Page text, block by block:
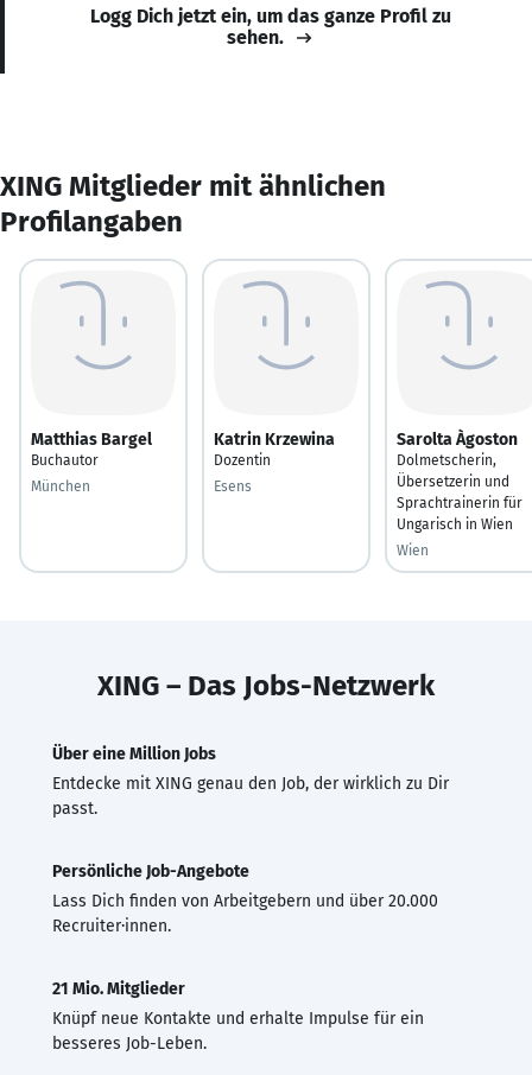
Logg Dich jetzt ein, um das ganze Profil zu
sehen.
XING Mitglieder mit ähnlichen
Profilangaben
Matthias Bargel
Buchautor
München
Katrin Krzewina
Dozentin
Esens
Sarolta Àgoston
Dolmetscherin,
Übersetzerin und
Sprachtrainerin für
Ungarisch in Wien
Wien
XING – Das Jobs-Netzwerk
Über eine Million Jobs
Entdecke mit XING genau den Job, der wirklich zu Dir
passt.
Persönliche Job-Angebote
Lass Dich finden von Arbeitgebern und über 20.000
Recruiter·innen.
21 Mio. Mitglieder
Knüpf neue Kontakte und erhalte Impulse für ein
besseres Job-Leben.